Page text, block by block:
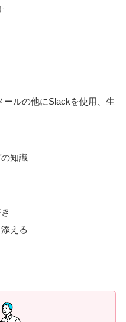
ルの他にSlackを使用、生
知識
える